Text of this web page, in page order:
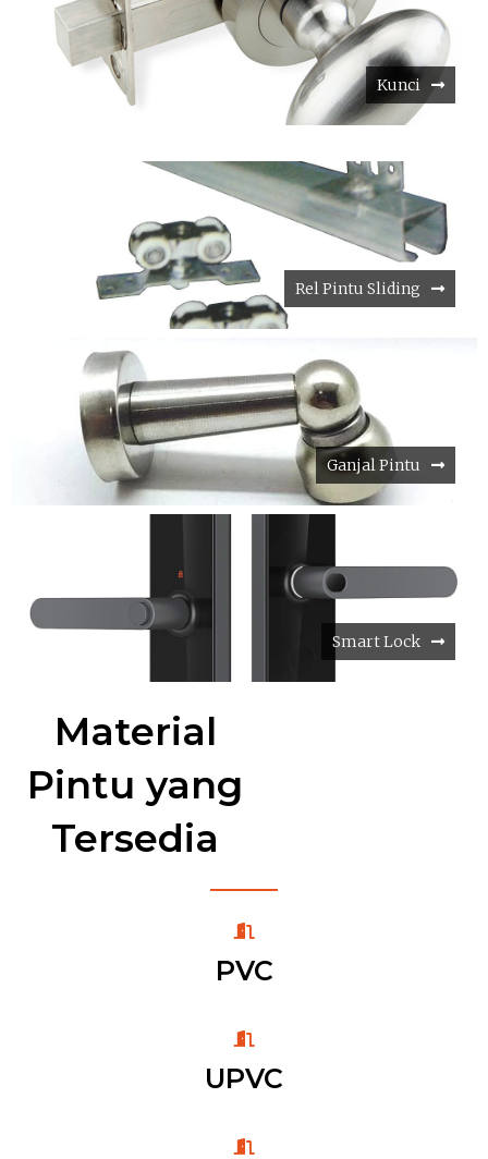
Kunci
Rel Pintu Sliding
Ganjal Pintu
Smart Lock
Material
Pintu yang
Tersedia
PVC
UPVC